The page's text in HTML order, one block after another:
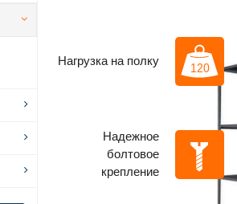
Нагрузка на полку
Надежное
болтовое
крепление